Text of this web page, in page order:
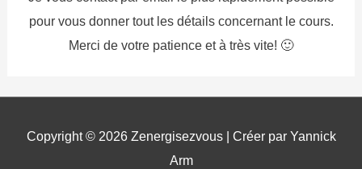
pour vous donner tout les détails concernant le cours.
Merci de votre patience et à très vite! 🙂
Copyright © 2026 Zenergisezvous| Créer par Yannick
Arm